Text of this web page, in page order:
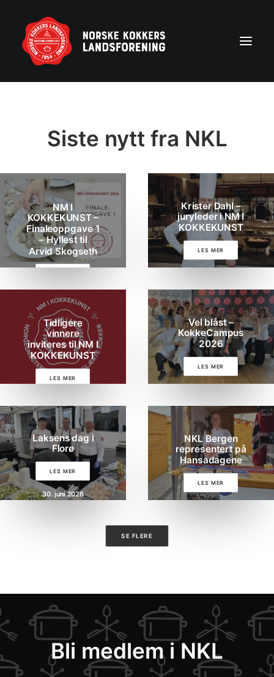
Aktuelt
Kontakt NKL-foreninger
Bli medlem
Årshjul
Partnerprogram
Rekruttering
De Norske Kokkelandslagene
BLI MEDLEM
Siste nytt fra NKL
NM I
KOKKEKUNST –
Finaleoppgave 1
– Hyllest til
Arvid Skogseth
6. august 2026
Krister Dahl –
juryleder i NM I
KOKKEKUNST
LES MER
Tidligere
vinnere
inviteres til NM I
KOKKEKUNST
LES MER
Vel blåst –
KokkeCampus
2026
LES MER
Laksens dag i
Florø
LES MER
30. juni 2026
NKL Bergen
representert på
Hansadagene
LES MER
SE FLERE
Bli medlem i NKL